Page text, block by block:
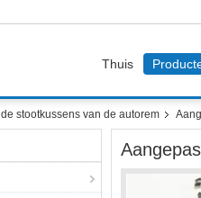
Thuis
de stootkussens van de autorem